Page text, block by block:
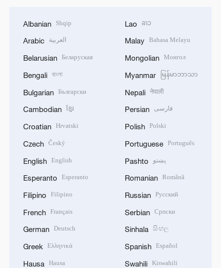
Albanian Shqip
Arabic العربية
Belarusian Беларуская
Bengali বাংলা
Bulgarian Български
Cambodian ខ្មែរ
Croatian Hrvatski
Czech Český
English English
Esperanto Esperanto
Filipino Filipino
French Français
German Deutsch
Greek Ελληνικά
Hausa Hausa
Lao ລາວ
Malay Bahasa Melayu
Mongolian Монгол
Myanmar မြန်မာဘာသာ
Nepali नेपाली
Persian فارسی
Polish Polski
Portuguese Português
Pashto پښتو
Romanian Română
Russian Русский
Serbian Српски
Sinhala සිංහල
Spanish Español
Swahili Kiswahili